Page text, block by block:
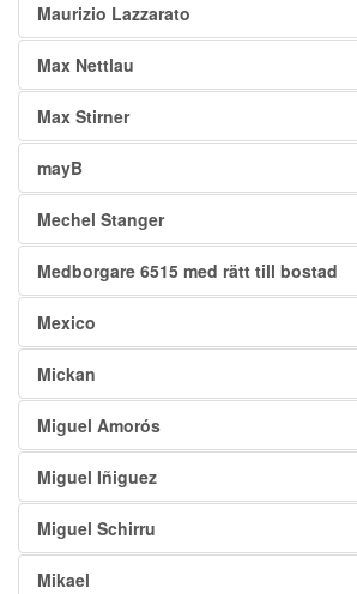
Maurizio Lazzarato
Max Nettlau
Max Stirner
mayB
Mechel Stanger
Medborgare 6515 med rätt till bostad
Mexico
Mickan
Miguel Amorós
Miguel Iñiguez
Miguel Schirru
Mikael